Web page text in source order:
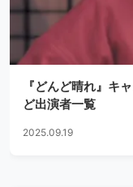
『どんど晴れ』キ
ど出演者一覧
2025.09.19